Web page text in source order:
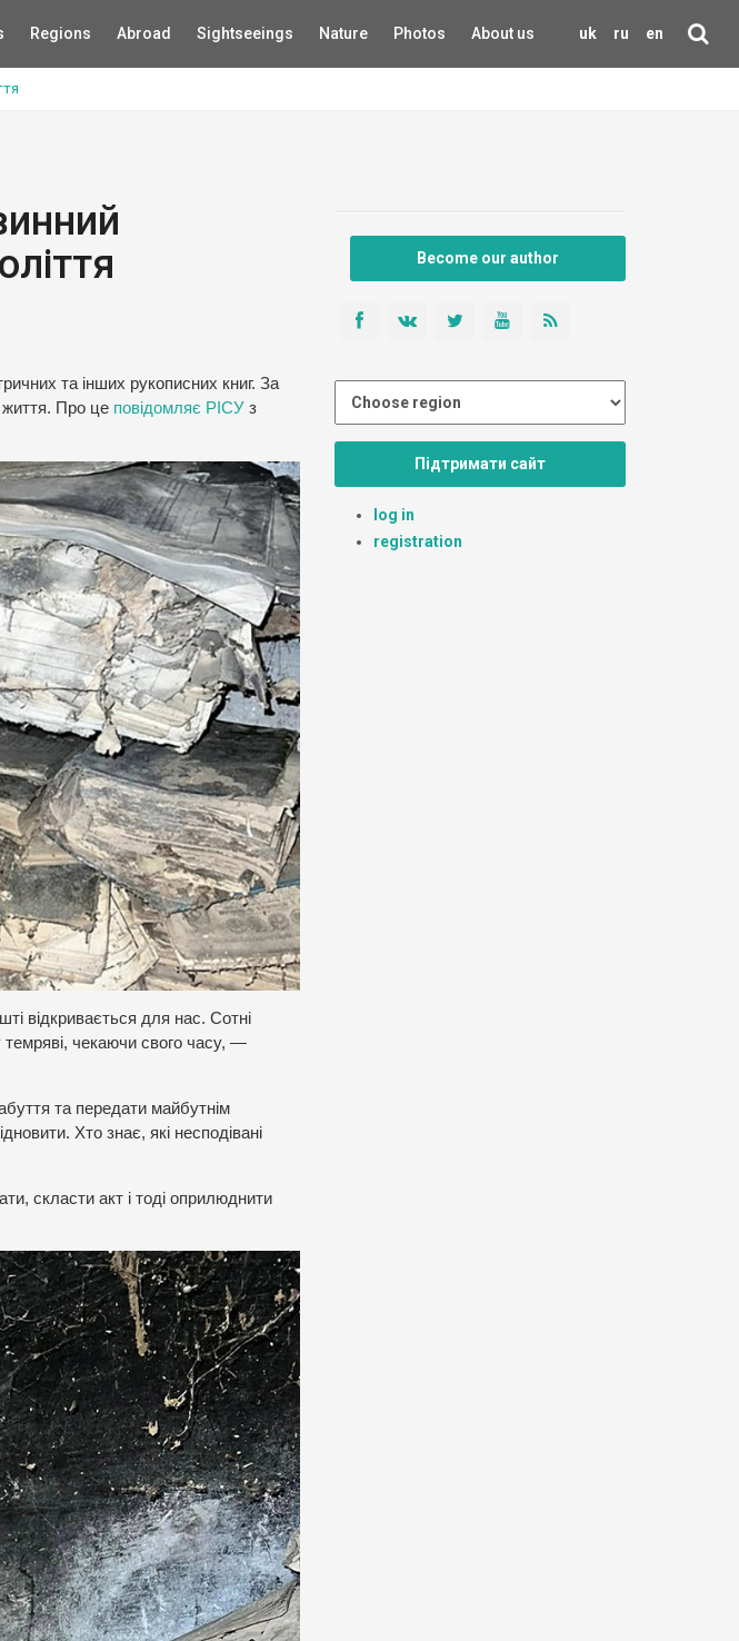
uk ru en
Regions Abroad Sightseeings Nature Photos About us
та інших рукописних книг. За
життя. Про це повідомляє РІСУ з
відкривається для нас. Сотні
чекаючи свого часу, —
та передати майбутнім
Хто знає, які несподівані
скласти акт і тоді оприлюднити
Become our author
Підтримати сайт
log in
registration